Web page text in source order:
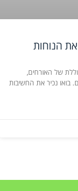
את הנוחות
של האורחים,
בואו נכיר את החשיבות